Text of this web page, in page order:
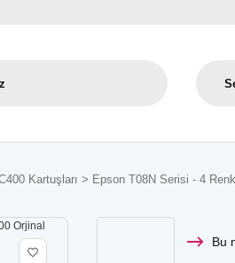
Kartuşları Epson T08N Serisi - 4
Bu